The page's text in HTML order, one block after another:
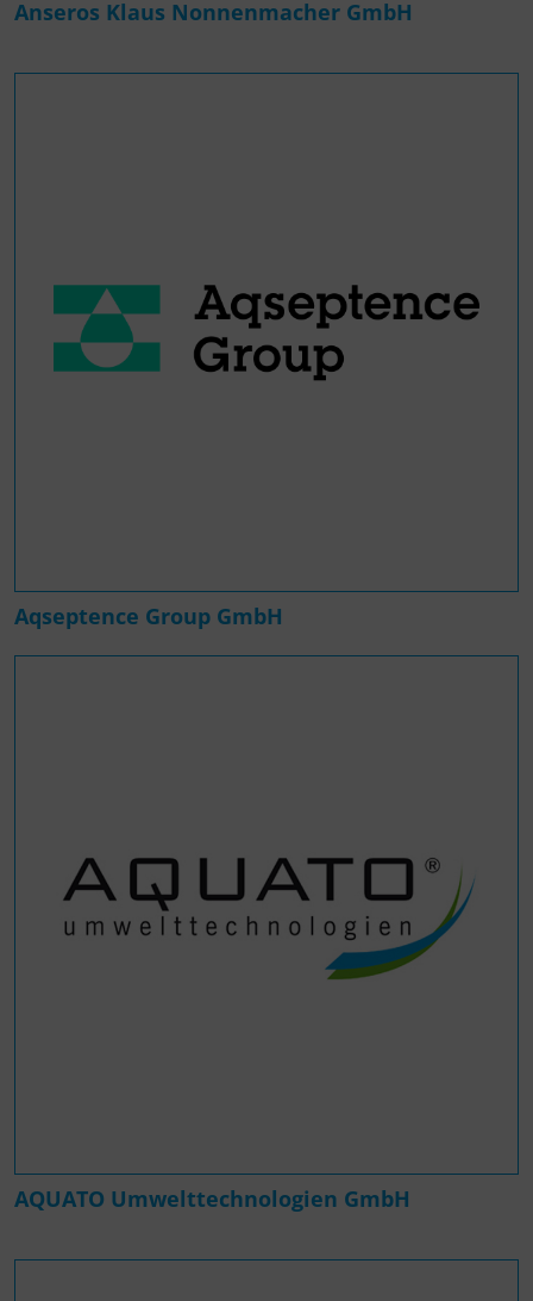
Anseros Klaus Nonnenmacher GmbH
Aqseptence Group GmbH
AQUATO Umwelttechnologien GmbH